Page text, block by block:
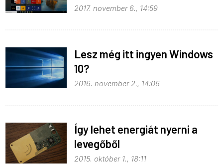
Windows 10 frissítés előtt
2017. november 6., 14:59
Lesz még itt ingyen Windows
10?
2016. november 2., 14:06
Így lehet energiát nyerni a
levegőből
2015. október 1., 18:11